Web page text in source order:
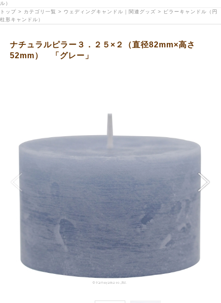
ル）
トップ > カテゴリ一覧 > ウェディングキャンドル｜関連グッズ > ピラーキャンドル（円
柱形キャンドル）
ナチュラルピラー３．２５×２（直径82mm×高さ
52mm） 「グレー」